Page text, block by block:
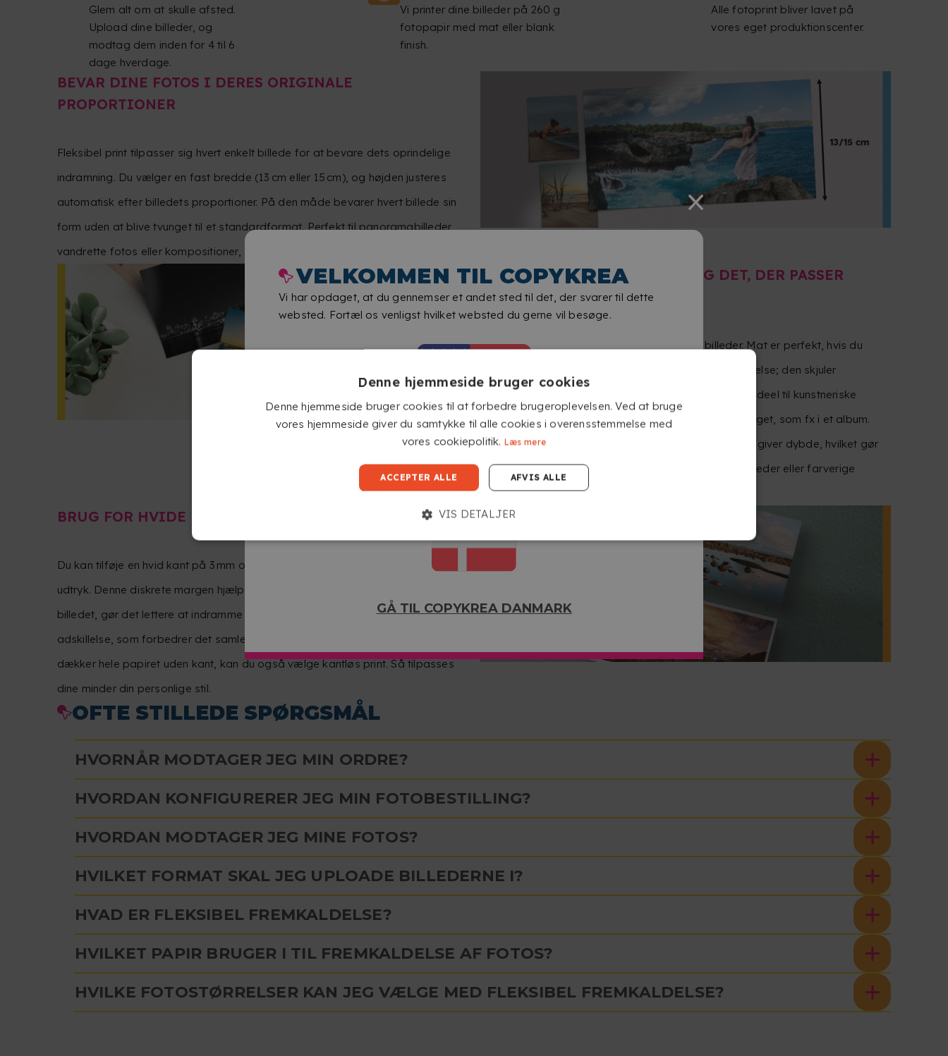
VELKOMMEN TIL COPYKREA
Vi har opdaget, at du gennemser et andet sted til det, der svarer til dette
websted. Fortæl os venligst hvilket websted du gerne vil besøge.
GÅ TIL COPYKREA USA
GÅ TIL COPYKREA DANMARK
Glem alt om at skulle afsted.
Upload dine billeder, og
modtag dem inden for 4 til 6
dage hverdage.
Vi printer dine billeder på 260 g
fotopapir med mat eller blank
finish.
Alle fotoprint bliver lavet på
vores eget produktionscenter.
BEVAR DINE FOTOS I DERES ORIGINALE
PROPORTIONER
Fleksibel print tilpasser sig hvert enkelt billede for at bevare dets oprindelige
indramning. Du vælger en fast bredde (13 cm eller 15 cm), og højden justeres
automatisk efter billedets proportioner. På den måde bevarer hvert billede sin
form uden at blive tvunget til et standardformat. Perfekt til panoramabilleder,
vandrette fotos eller kompositioner, der kræver mere luft og plads.
MAT ELLER BLANK FINISH? VÆLG DET, DER PASSER
BEDST
Vælg den overflade, der passer bedst til dine billeder. Mat er perfekt, hvis du
ønsker et reflekteringsfrit resultat med en blød fornemmelse; den skjuler
fingeraftryk og giver et elegant og afdæmpet udtryk — ideel til kunstneriske
fotos, sort-hvide billeder eller billeder, der håndteres meget, som fx i et album.
Blank derimod fremhæver farverne, øger kontrasten og giver dybde, hvilket gør
dine billeder mere levende. Perfekt til portrætter, rejsebilleder eller farverige
minder fyldt med følelser.
BRUG FOR HVIDE KANTER OMKRING DINE BILLEDER?
Du kan tilføje en hvid kant på 3 mm omkring billedet for et raffineret og elegant
udtryk. Denne diskrete margen hjælper med at fokusere opmærksomheden på
billedet, gør det lettere at indramme eller sætte i album og skaber en visuel
adskillelse, som forbedrer det samlede udtryk. Hvis du foretrækker, at billedet
dækker hele papiret uden kant, kan du også vælge kantløs print. Så tilpasses
dine minder din personlige stil.
OFTE STILLEDE SPØRGSMÅL
HVORNÅR MODTAGER JEG MIN ORDRE?
HVORDAN KONFIGURERER JEG MIN FOTOBESTILLING?
HVORDAN MODTAGER JEG MINE FOTOS?
HVILKET FORMAT SKAL JEG UPLOADE BILLEDERNE I?
HVAD ER FLEKSIBEL FREMKALDELSE?
HVILKET PAPIR BRUGER I TIL FREMKALDELSE AF FOTOS?
HVILKE FOTOSTØRRELSER KAN JEG VÆLGE MED FLEKSIBEL FREMKALDELSE?
Denne hjemmeside bruger cookies
Denne hjemmeside bruger cookies til at forbedre brugeroplevelsen. Ved at bruge
vores hjemmeside giver du samtykke til alle cookies i overensstemmelse med
vores cookiepolitik. Læs mere
ACCEPTER ALLE AFVIS ALLE
VIS DETALJER